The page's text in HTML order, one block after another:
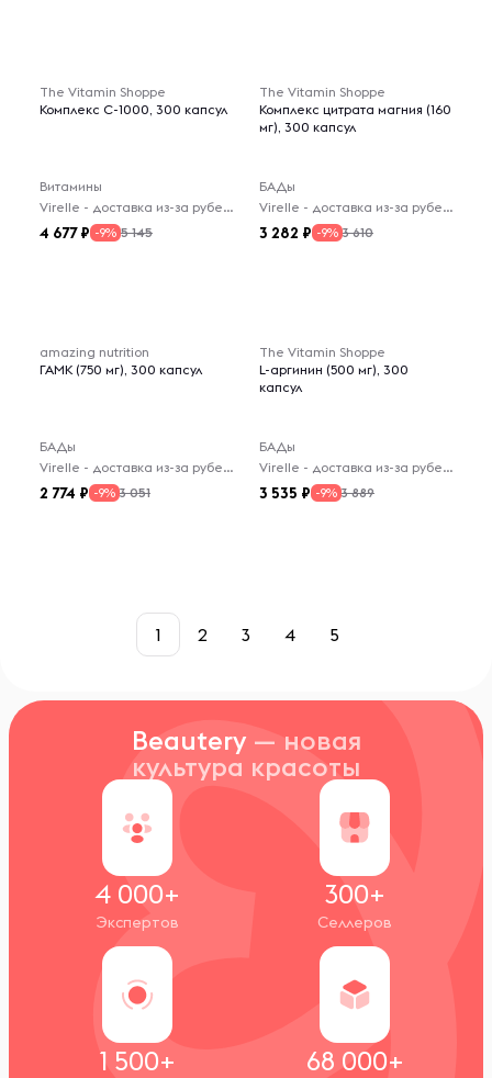
The Vitamin Shoppe
Комплекс C-1000, 300 капсул
Витамины
Virelle - доставка из-за рубежа
4 677 -9% 5 145
The Vitamin Shoppe
Комплекс цитрата магния (160
мг), 300 капсул
БАДы
Virelle - доставка из-за рубежа
3 282 -9% 3 610
amazing nutrition
ГАМК (750 мг), 300 капсул
БАДы
Virelle - доставка из-за рубежа
2 774 -9% 3 051
The Vitamin Shoppe
L-аргинин (500 мг), 300
капсул
БАДы
Virelle - доставка из-за рубежа
3 535 -9% 3 889
1 2 3 4 5
Beautery — новая
культура красоты
4 000+
Экспертов
300+
Селлеров
1 500+ 68 000+